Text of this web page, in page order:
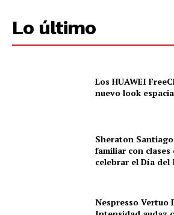
Lo último
Los HUAWEI
nuevo look
Sheraton
familiar con clases
celebrar el Día del
Nespresso Vertuo